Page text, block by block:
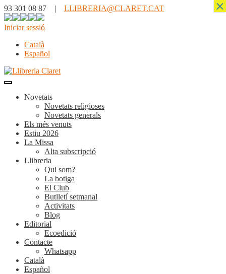
93 301 08 87 | LLIBRERIA@CLARET.CAT
Iniciar sessió
Català
Español
Novetats
Novetats religioses
Novetats generals
Els més venuts
Estiu 2026
La Missa
Alta subscripció
Llibreria
Qui som?
La botiga
El Club
Butlletí setmanal
Activitats
Blog
Editorial
Ecoedició
Contacte
Whatsapp
Català
Español
×